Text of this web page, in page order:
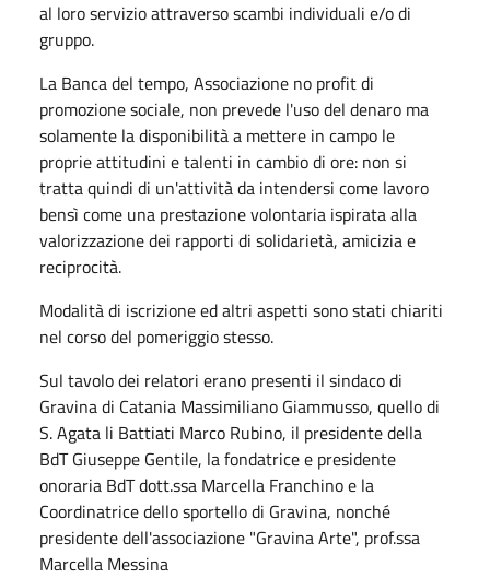
al loro servizio attraverso scambi individuali e/o di
gruppo.
La Banca del tempo, Associazione no profit di
promozione sociale, non prevede l'uso del denaro ma
solamente la disponibilità a mettere in campo le
proprie attitudini e talenti in cambio di ore: non si
tratta quindi di un'attività da intendersi come lavoro
bensì come una prestazione volontaria ispirata alla
valorizzazione dei rapporti di solidarietà, amicizia e
reciprocità.
Modalità di iscrizione ed altri aspetti sono stati chiariti
nel corso del pomeriggio stesso.
Sul tavolo dei relatori erano presenti il sindaco di
Gravina di Catania Massimiliano Giammusso, quello di
S. Agata li Battiati Marco Rubino, il presidente della
BdT Giuseppe Gentile, la fondatrice e presidente
onoraria BdT dott.ssa Marcella Franchino e la
Coordinatrice dello sportello di Gravina, nonché
presidente dell'associazione "Gravina Arte", prof.ssa
Marcella Messina